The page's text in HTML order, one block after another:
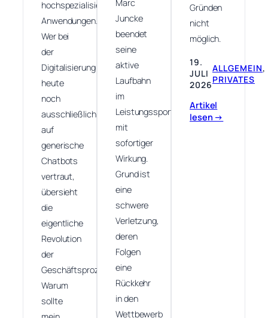
hochspezialisierte
Anwendungen.
Wer bei
der
Digitalisierung
heute
noch
ausschließlich
auf
generische
Chatbots
vertraut,
übersieht
die
eigentliche
Revolution
der
Geschäftsprozesse.
Warum
sollte
Marc
Juncke
beendet
seine
aktive
Laufbahn
im
Leistungssport
mit
sofortiger
Wirkung.
Grund ist
eine
schwere
Verletzung,
deren
Folgen
eine
Rückkehr
in den
Wettbewerb
Gründen
nicht
möglich.
19.
JULI
2026
ALLGEMEIN
PRIVATES
Artikel
lesen →